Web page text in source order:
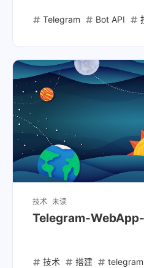
Telegram Bot API
技术 未读
Telegram-
技术 搭建 telegram